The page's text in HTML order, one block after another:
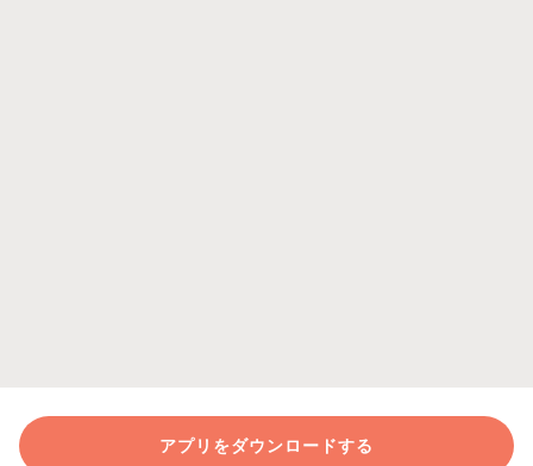
アプリをダウンロードする